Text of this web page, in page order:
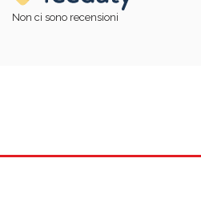
Non ci sono recensioni